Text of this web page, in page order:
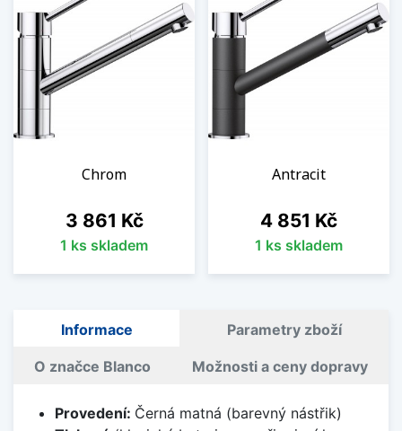
Chrom
Cena
3 861 Kč
1 ks skladem
Antracit
Cena
4 851 Kč
1 ks skladem
Informace Parametry zboží
O značce Blanco Možnosti a ceny dopravy
Provedení: Černá matná (barevný nástřik)